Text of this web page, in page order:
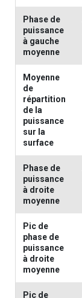
Phase de
puissance
à gauche
moyenne
Moyenne
de
répartition
de la
puissance
sur la
surface
Phase de
puissance
à droite
moyenne
Pic de
phase de
puissance
à droite
moyenne
Pic de